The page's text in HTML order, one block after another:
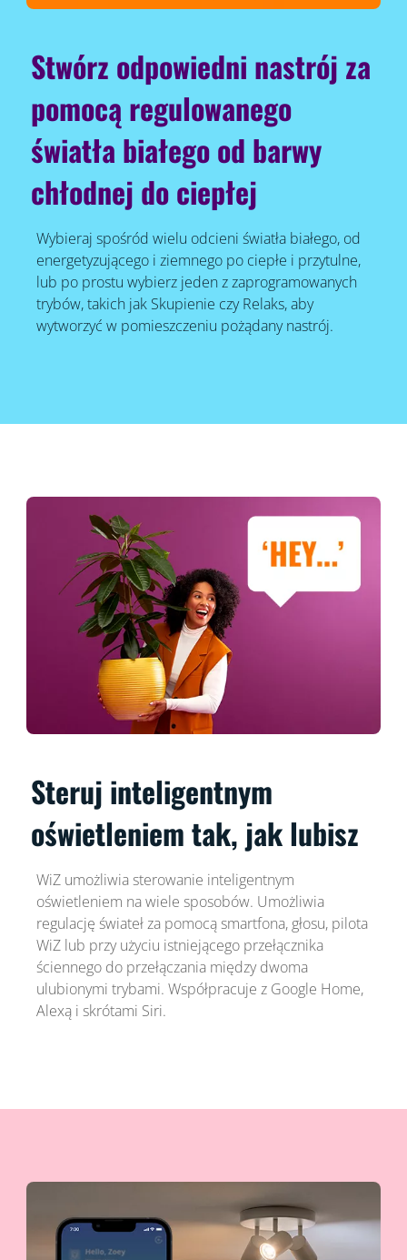
Stwórz odpowiedni nastrój za
pomocą regulowanego
światła białego od barwy
chłodnej do ciepłej
Wybieraj spośród wielu odcieni światła białego, od
energetyzującego i ziemnego po ciepłe i przytulne,
lub po prostu wybierz jeden z zaprogramowanych
trybów, takich jak Skupienie czy Relaks, aby
wytworzyć w pomieszczeniu pożądany nastrój.
Steruj inteligentnym
oświetleniem tak, jak lubisz
WiZ umożliwia sterowanie inteligentnym
oświetleniem na wiele sposobów. Umożliwia
regulację świateł za pomocą smartfona, głosu, pilota
WiZ lub przy użyciu istniejącego przełącznika
ściennego do przełączania między dwoma
ulubionymi trybami. Współpracuje z Google Home,
Alexą i skrótami Siri.